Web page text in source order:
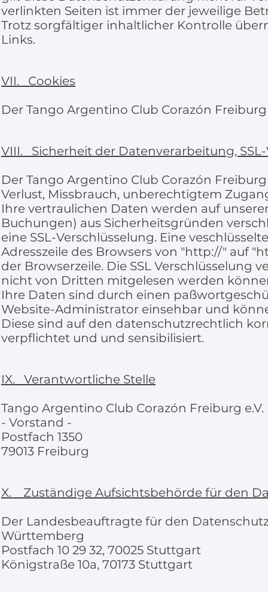
verlinkten Seiten ist immer der jeweilige
Trotz sorgfältiger inhaltlicher Kontrolle
Links.
VII. Cookies
Der Tango Argentino Club Corazón
VIII. Sicherheit der Datenverarbeitung,
Der Tango Argentino Club Corazón
Verlust, Missbrauch, unberechtigtem
Ihre vertraulichen Daten werden auf
Buchungen) aus Sicherheitsgründen
eine SSL-Verschlüsselung. Eine
Adresszeile des Browsers von "http://" auf
der Browserzeile. Die SSL Verschlüsselung
nicht von Dritten mitgelesen werden
Ihre Daten sind durch einen
Website-Administrator einsehbar und
Diese sind auf den datenschutzrechtlich
verpflichtet und und sensibilisiert.
IX. Verantwortliche Stelle
Tango Argentino Club Corazón Freiburg e.V.
- Vorstand -
Postfach 1350
79013 Freiburg
X. Zuständige Aufsichtsbehörde für den
Der Landesbeauftragte für den
Württemberg
Postfach 10 29 32, 70025 Stuttgart
Königstraße 10a, 70173 Stuttgart